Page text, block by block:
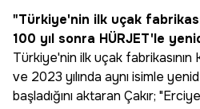
"Türkiye'nin ilk uçak
100 yıl sonra HÜRJET'le
Türkiye'nin ilk uçak
ve 2023 yılında aynı isimle
başladığını aktaran Çakır;